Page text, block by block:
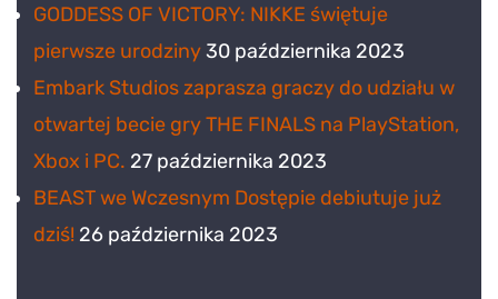
GODDESS OF VICTORY: NIKKE świętuje
pierwsze urodziny30 października 2023
Embark Studios zaprasza graczy do udziału w
otwartej becie gry THE FINALS na PlayStation,
Xbox i PC. 27 października 2023
BEAST we Wczesnym Dostępie debiutuje już
dziś! 26 października 2023